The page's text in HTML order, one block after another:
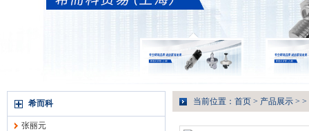
希而科
张丽元
当前位置： 首页 > 产品展示 > >